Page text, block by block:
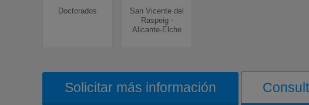
Doctorados
San Vicente del
Raspeig -
Alicante-Elche
Solicitar más información